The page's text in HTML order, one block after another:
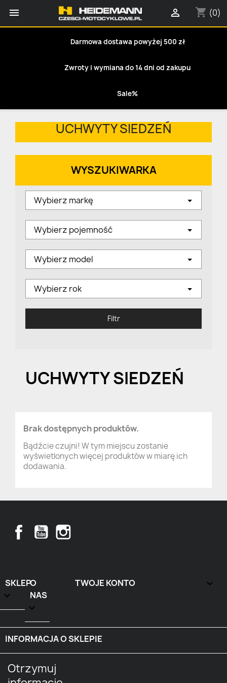
 shopping_cart (0)

Darmowa dostawa powyżej 500 zł
Zwroty i wymiana do 14 dni od zakupu
Sale%
UCHWYTY SIEDZEŃ
WYSZUKIWARKA
Wybierz markę
Wybierz pojemność
Wybierz model
Wybierz rok
Filtr
UCHWYTY SIEDZEŃ
Brak dostępnych produktów.
Bądźcie czujni! W tym miejscu zostanie
wyświetlonych więcej produktów w miarę ich
dodawania.
FacebookYouTube
SKLEP

O
NAS

TWOJE KONTO 
INFORMACJA O SKLEPIE
Otrzymuj